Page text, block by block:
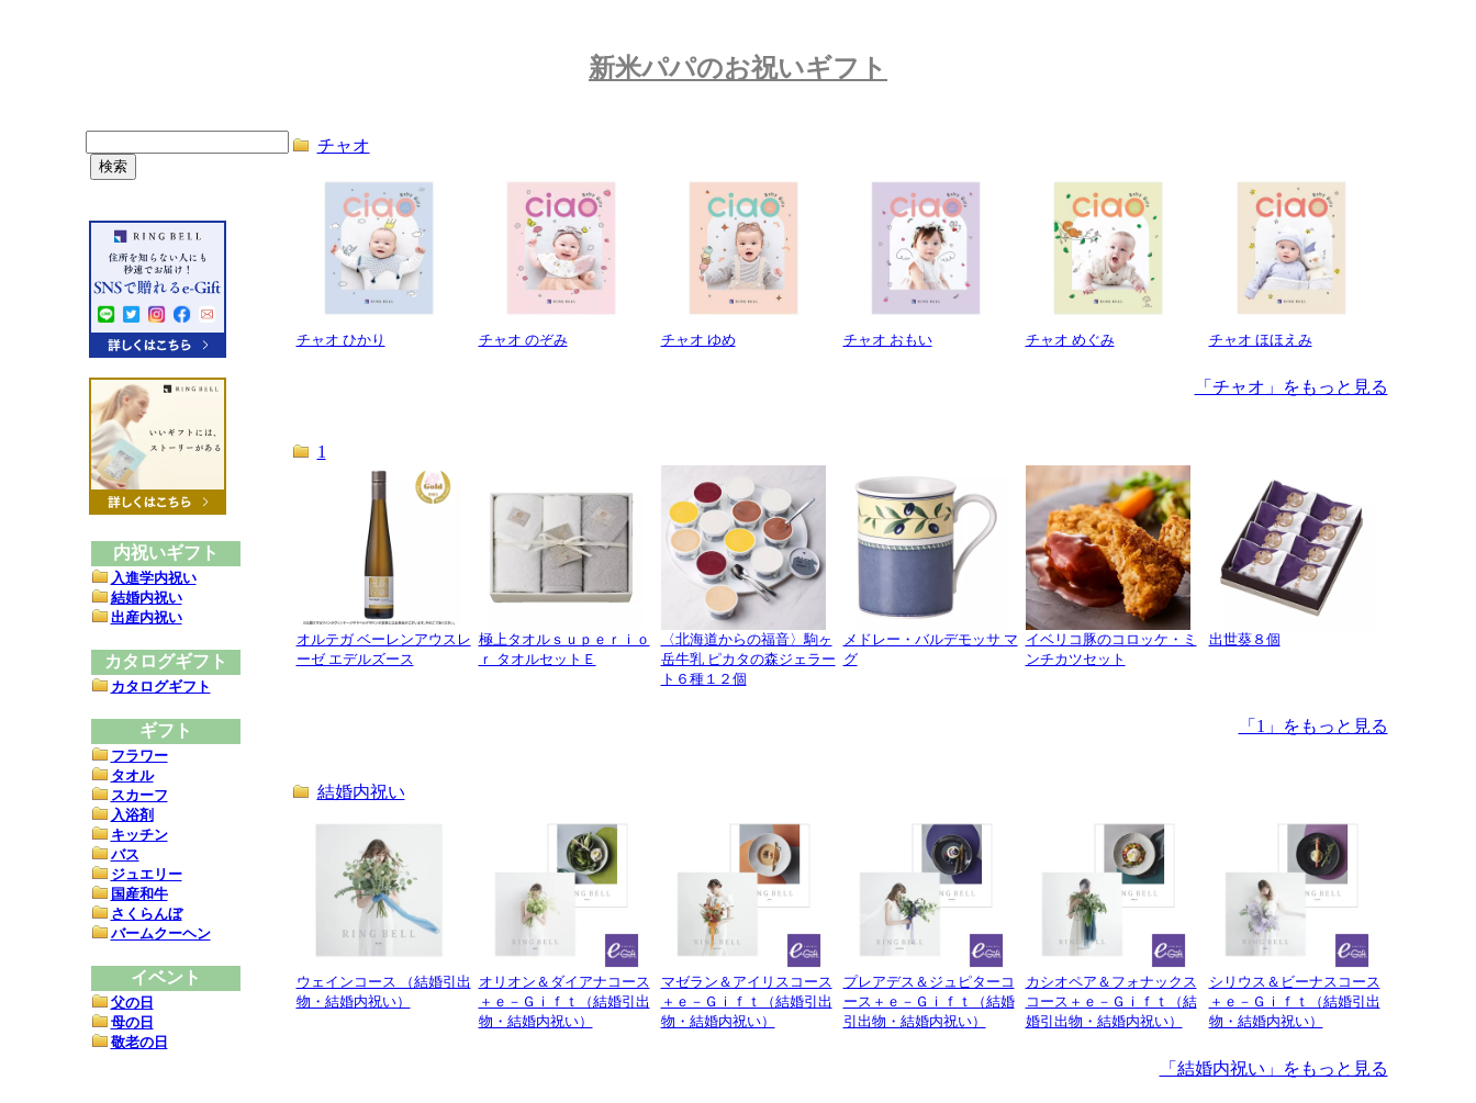
新米パパのお祝いギフト
内祝いギフト
入進学内祝い
結婚内祝い
出産内祝い
カタログギフト
カタログギフト
ギフト
フラワー
タオル
スカーフ
入浴剤
キッチン
バス
ジュエリー
国産和牛
さくらんぼ
バームクーヘン
イベント
父の日
母の日
敬老の日
チャオ
チャオ ひかり チャオ のぞみ チャオ ゆめ チャオ おもい チャオ めぐみ チャオ ほほえみ
「チャオ」をもっと見る
1
オルテガ ベーレンアウスレ
ーゼ エデルズース
極上タオルｓｕｐｅｒｉｏ
ｒ タオルセットＥ
〈北海道からの福音〉駒ヶ
岳牛乳 ピカタの森ジェラー
ト６種１２個
メドレー・バルデモッサ マ
グ
イベリコ豚のコロッケ・ミ
ンチカツセット
出世葵８個
「1」をもっと見る
結婚内祝い
ウェインコース （結婚引出
物・結婚内祝い）
オリオン＆ダイアナコース
＋ｅ－Ｇｉｆｔ（結婚引出
物・結婚内祝い）
マゼラン＆アイリスコース
＋ｅ－Ｇｉｆｔ（結婚引出
物・結婚内祝い）
プレアデス＆ジュピターコ
ース＋ｅ－Ｇｉｆｔ（結婚
引出物・結婚内祝い）
カシオペア＆フォナックス
コース＋ｅ－Ｇｉｆｔ（結
婚引出物・結婚内祝い）
シリウス＆ビーナスコース
＋ｅ－Ｇｉｆｔ（結婚引出
物・結婚内祝い）
「結婚内祝い」をもっと見る